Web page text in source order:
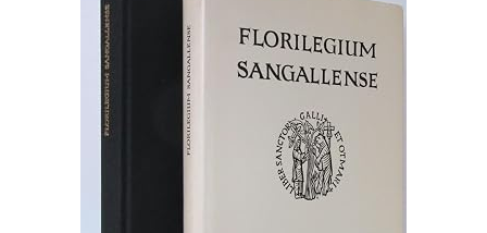
Verkäufer werden
SCHLIESSEN